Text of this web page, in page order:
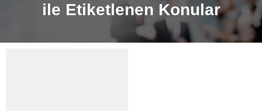
ile Etiketlenen Konular